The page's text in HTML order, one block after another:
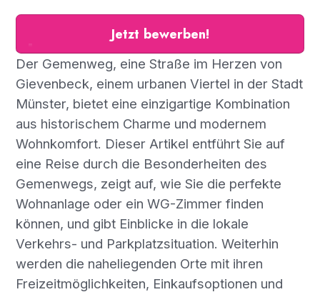
Jetzt bewerben!
Der Gemenweg, eine Straße im Herzen von
Gievenbeck, einem urbanen Viertel in der Stadt
Münster, bietet eine einzigartige Kombination
aus historischem Charme und modernem
Wohnkomfort. Dieser Artikel entführt Sie auf
eine Reise durch die Besonderheiten des
Gemenwegs, zeigt auf, wie Sie die perfekte
Wohnanlage oder ein WG-Zimmer finden
können, und gibt Einblicke in die lokale
Verkehrs- und Parkplatzsituation. Weiterhin
werden die naheliegenden Orte mit ihren
Freizeitmöglichkeiten, Einkaufsoptionen und